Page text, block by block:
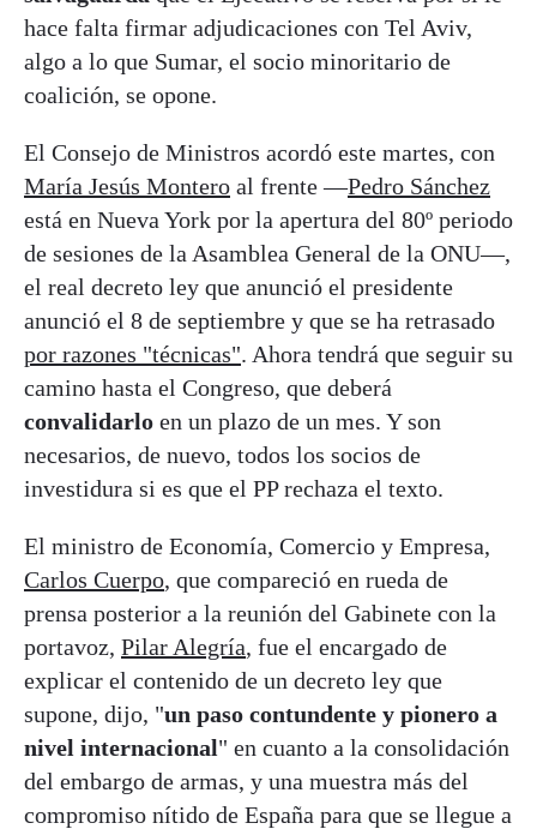
hace falta firmar adjudicaciones con Tel Aviv,
algo a lo que Sumar, el socio minoritario de
coalición, se opone.
El Consejo de Ministros acordó este martes, con
María Jesús Montero al frente —Pedro Sánchez
está en Nueva York por la apertura del 80º periodo
de sesiones de la Asamblea General de la ONU—,
el real decreto ley que anunció el presidente
anunció el 8 de septiembre y que se ha retrasado
por razones "técnicas". Ahora tendrá que seguir su
camino hasta el Congreso, que deberá
convalidarlo en un plazo de un mes. Y son
necesarios, de nuevo, todos los socios de
investidura si es que el PP rechaza el texto.
El ministro de Economía, Comercio y Empresa,
Carlos Cuerpo, que compareció en rueda de
prensa posterior a la reunión del Gabinete con la
portavoz, Pilar Alegría, fue el encargado de
explicar el contenido de un decreto ley que
supone, dijo, "un paso contundente y pionero a
nivel internacional" en cuanto a la consolidación
del embargo de armas, y una muestra más del
compromiso nítido de España para que se llegue a